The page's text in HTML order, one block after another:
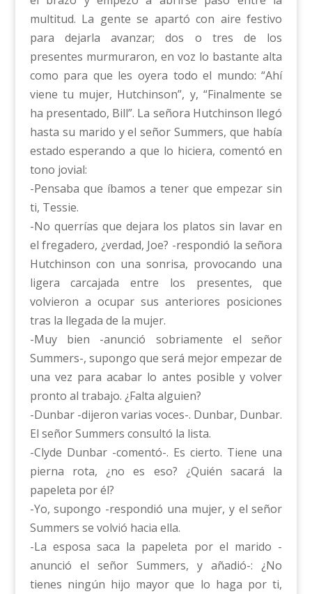
multitud. La gente se apartó con aire festivo
para dejarla avanzar; dos o tres de los
presentes murmuraron, en voz lo bastante alta
como para que les oyera todo el mundo: “Ahí
viene tu mujer, Hutchinson”, y, “Finalmente se
ha presentado, Bill”. La señora Hutchinson llegó
hasta su marido y el señor Summers, que había
estado esperando a que lo hiciera, comentó en
tono jovial:
-Pensaba que íbamos a tener que empezar sin
ti, Tessie.
-No querrías que dejara los platos sin lavar en
el fregadero, ¿verdad, Joe? -respondió la señora
Hutchinson con una sonrisa, provocando una
ligera carcajada entre los presentes, que
volvieron a ocupar sus anteriores posiciones
tras la llegada de la mujer.
-Muy bien -anunció sobriamente el señor
Summers-, supongo que será mejor empezar de
una vez para acabar lo antes posible y volver
pronto al trabajo. ¿Falta alguien?
-Dunbar -dijeron varias voces-. Dunbar, Dunbar.
El señor Summers consultó la lista.
-Clyde Dunbar -comentó-. Es cierto. Tiene una
pierna rota, ¿no es eso? ¿Quién sacará la
papeleta por él?
-Yo, supongo -respondió una mujer, y el señor
Summers se volvió hacia ella.
-La esposa saca la papeleta por el marido -
anunció el señor Summers, y añadió-: ¿No
tienes ningún hijo mayor que lo haga por ti,